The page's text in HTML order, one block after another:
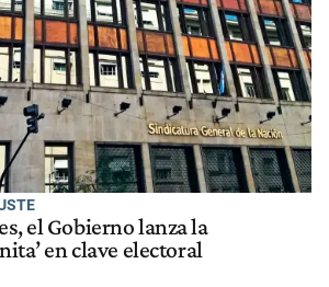
el Gobierno lanza la
en clave electoral